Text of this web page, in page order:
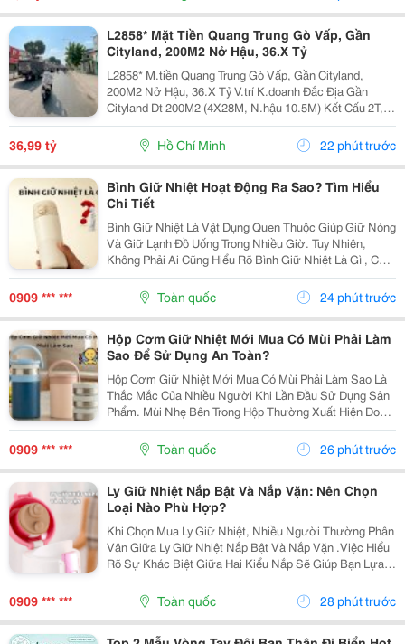
L2858* Mặt Tiền Quang Trung Gò Vấp, Gần
Cityland, 200M2 Nở Hậu, 36.X Tỷ
L2858* M.tiền Quang Trung Gò Vấp, Gần Cityland,
200M2 Nở Hậu, 36.X Tỷ V.trí K.doanh Đắc Địa Gần
Cityland Dt 200M2 (4X28M, N.hậu 10.5M) Kết Cấu 2T, 2
P.ngủ, 2Wc, Sân Sau Đường 24M Thông, Quy Hoạch
40M ▶️ Kết Bạn Zalo Nhận Thông Tin!
36,99 tỷ Hồ Chí Minh 22 phút trước
Bình Giữ Nhiệt Hoạt Động Ra Sao? Tìm Hiểu
Chi Tiết
Bình Giữ Nhiệt Là Vật Dụng Quen Thuộc Giúp Giữ Nóng
Và Giữ Lạnh Đồ Uống Trong Nhiều Giờ. Tuy Nhiên,
Không Phải Ai Cũng Hiểu Rõ Bình Giữ Nhiệt Là Gì , Cấu
Tạo Ra Sao Và Vì Sao Sản Phẩm Có Thể Duy Trì Nhiệt
Độ Lâu Như Vậy. Bài Viết Dưới Đây Sẽ Giúp Bạn...
0909 *** *** Toàn quốc 24 phút trước
Hộp Cơm Giữ Nhiệt Mới Mua Có Mùi Phải Làm
Sao Để Sử Dụng An Toàn?
Hộp Cơm Giữ Nhiệt Mới Mua Có Mùi Phải Làm Sao Là
Thắc Mắc Của Nhiều Người Khi Lần Đầu Sử Dụng Sản
Phẩm. Mùi Nhẹ Bên Trong Hộp Thường Xuất Hiện Do
Quá Trình Sản Xuất, Đóng Gói Hoặc Bảo Quản Và
Không Phải Lúc Nào Cũng Là Dấu Hiệu Của Chất Lượng
Kém....
0909 *** *** Toàn quốc 26 phút trước
Ly Giữ Nhiệt Nắp Bật Và Nắp Vặn: Nên Chọn
Loại Nào Phù Hợp?
Khi Chọn Mua Ly Giữ Nhiệt, Nhiều Người Thường Phân
Vân Giữa Ly Giữ Nhiệt Nắp Bật Và Nắp Vặn .Việc Hiểu
Rõ Sự Khác Biệt Giữa Hai Kiểu Nắp Sẽ Giúp Bạn Lựa
Chọn Được Chiếc Ly Phù Hợp Với Nhu Cầu Học Tập,
Làm Việc, Tập Luyện Hay Du Lịch. Hãy Cùng Cozycup...
0909 *** *** Toàn quốc 28 phút trước